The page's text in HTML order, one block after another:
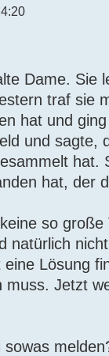
Dame. Sie
traf sie
hat und
und sagte,
hat.
hat, der
so
natürlich
Lösung
muss. Jetzt